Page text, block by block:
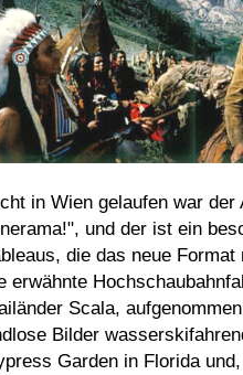
in Wien gelaufen war
und der ist ein
die das neue
erwähnte
Scala,
Bilder
Garden in Florida